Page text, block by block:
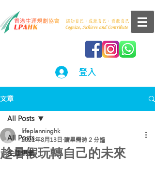
登入
文章
All Posts
生涯規劃
All Posts
趁暑假玩轉自己的未來
lifeplanninghk
2021年8月13日 讀畢需時 2 分鐘